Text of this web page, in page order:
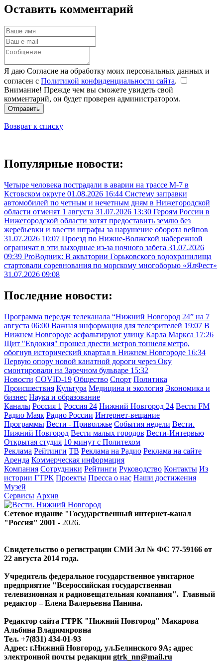
Оставить комментарий
Я даю Согласие на обработку моих персональных данных и
согласен с Политикой конфиденциальности сайта.
Внимание! Прежде чем вы сможете увидеть свой
комментарий, он будет проверен администратором.
Отправить
Возврат к списку
Популярные новости:
Четыре человека пострадали в аварии на трассе М-7 в
Кстовском округе 01.08.2026 16:44 Систему заправки
автомобилей по четным и нечетным дням в Нижегородской
области отменят 1 августа 31.07.2026 13:30 Героям России в
Нижегородской области хотят предоставить землю без
жеребьевки и ввести штрафы за нарушение оборота вейпов
31.07.2026 10:07 Проезд по Нижне-Волжской набережной
ограничат в эти выходные из-за ночного забега 31.07.2026
09:39 ProВодник: В акватории Горьковского водохранилища
стартовали соревнования по морскому многоборью «ЯлФест»
31.07.2026 09:08
Последние новости:
Программа передач телеканала “Нижний Новгород 24” на 7
августа 06:00 Важная информация для телезрителей 19:07 В
Нижнем Новгороде асфальтируют улицу Карла Маркса 17:26
Щит "Евдокия" прошел двести метров тоннеля метро,
обогнув исторический квартал в Нижнем Новгороде 16:34
Первую опору новой канатной дороги через Оку
смонтировали на Заречном бульваре 15:32
Новости COVID-19 Общество Спорт Политика
Происшествия Культура Медицина и экология Экономика и
бизнес Наука и образование
Каналы Россия 1 Россия 24 Нижний Новгород 24 Вести FM
Радио Маяк Радио России Интернет-вещание
Программы Вести - Приволжье События недели Вести.
Нижний Новгород Вести малых городов Вести-Интервью
Открытая студия 10 минут с Политехом
Реклама Рейтинги ТВ Реклама на Радио Реклама на сайте
Аренда Коммерческая информация
Компания Сотрудники Рейтинги Руководство Контакты Из
истории ГТРК Проекты Пресса о нас Наши достижения
Музей
Сервисы Архив
Сетевое издание "Государственный интернет-канал
"Россия" 2001 - 2026.
Свидетельство о регистрации СМИ Эл № ФС 77-59166 от
22 августа 2014 года.
Учредитель федеральное государственное унитарное
предприятие "Всероссийская государственная
телевизионная и радиовещательная компания". Главный
редактор – Елена Валерьевна Панина.
Редактор сайта ГТРК "Нижний Новгород" Макарова
Альбина Владимировна
Тел. +7(831) 434-01-93
Адрес: г.Нижний Новгород, ул.Белинского 9А; адрес
электронной почты редакции gtrk_nn@mail.ru